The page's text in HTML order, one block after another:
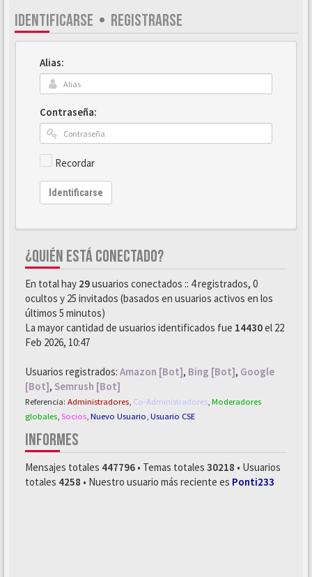
IDENTIFICARSE • REGISTRARSE
Alias:
Contraseña:
Recordar
Identificarse
¿QUIÉN ESTÁ CONECTADO?
En total hay 29usuarios conectados :: 4 registrados, 0
ocultos y 25 invitados (basados en usuarios activos en los
últimos 5 minutos)
La mayor cantidad de usuarios identificados fue 14430el 22
Feb 2026, 10:47
Usuarios registrados: Amazon [Bot], Bing [Bot], Google
[Bot], Semrush [Bot]
Referencia: Administradores Co-Administradores Moderadores
globales Socios Nuevo Usuario Usuario CSE
INFORMES
Mensajes totales 447796 • Temas totales 30218 • Usuarios
totales 4258 • Nuestro usuario más reciente es Ponti233